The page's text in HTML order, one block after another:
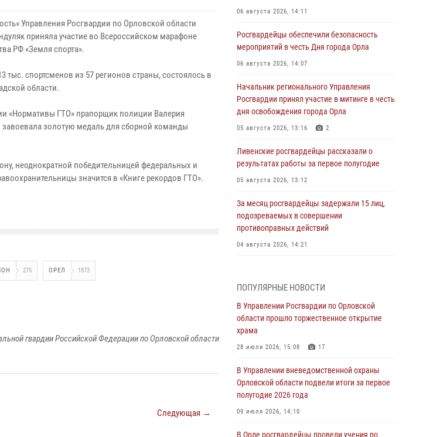
Управления Росгвардии по Орловской области
приняла участие во Всероссийском марафоне
РФ «Земля спорта».
тыс. спортсменов из 57 регионов страны, состоялось в
области.
«Нормативы ГТО» прапорщик полиции Валерия
завоевала золотую медаль для сборной команды
неоднократной победительницей федеральных и
значится в «Книге рекордов ГТО».
275 ОРЕЛ 1873
гвардии Российской Федерации по Орловской области
Следующая →
06 августа 2026, 14:11
Росгвардейцы обеспечили безопасность
мероприятий в честь Дня города Орла
06 августа 2026, 14:07
Начальник регионального Управления
Росгвардии принял участие в митинге в честь
дня освобождения города Орла
05 августа 2026, 13:16 2
Ливенские росгвардейцы рассказали о
результатах работы за первое полугодие
05 августа 2026, 13:12
За месяц росгвардейцы задержали 15 лиц,
подозреваемых в совершении
противоправных действий
04 августа 2026, 14:21
За месяц росгвардейцы приняли от граждан
более 800 заявлений о предоставлении
госуслуг
Росгвардейцы обеспечили безопасность во
время празднования Дня ВДВ
03 августа 2026, 14:23
ПОПУЛЯРНЫЕ НОВОСТИ
В Управлении Росгвардии по Орловской
области прошло торжественное открытие
храма
28 июля 2026, 15:08 17
В Управлении вневедомственной охраны
Орловской области подвели итоги за первое
полугодие 2026 года
09 июля 2026, 14:10
В Орле росгвардейцы провели учения по